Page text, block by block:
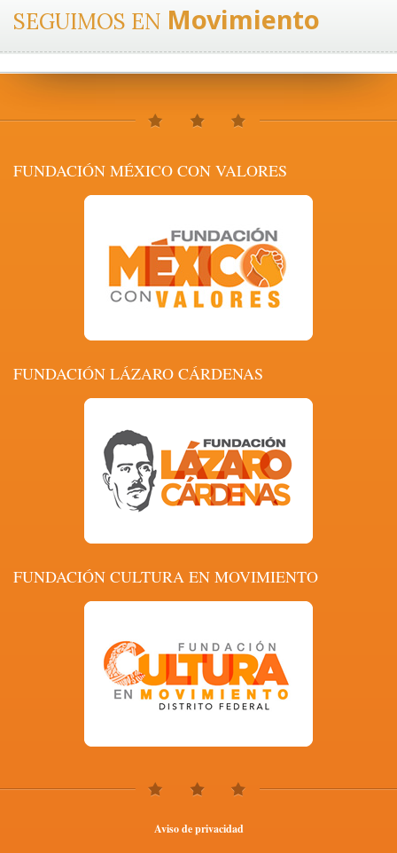
SEGUIMOS EN Movimiento
FUNDACIÓN MÉXICO CON VALORES
FUNDACIÓN LÁZARO CÁRDENAS
FUNDACIÓN CULTURA EN MOVIMIENTO
Aviso de privacidad